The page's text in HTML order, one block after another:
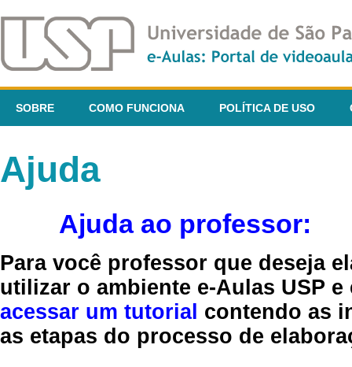
SOBRE COMO FUNCIONA POLÍTICA DE USO
Ajuda
Ajuda ao professor:
Para você professor que deseja
utilizar o ambiente e-Aulas USP
acessar um tutorial contendo as
as etapas do processo de